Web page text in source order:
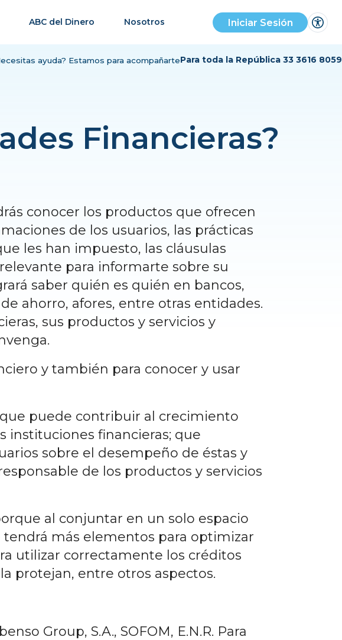
ABC del Dinero Nosotros Iniciar Sesión
ayuda? Estamos para acompañartePara toda la República 33 3616 8059
Financieras?
conocer los productos que ofrecen
de los usuarios, las prácticas
les han impuesto, las cláusulas
para informarte sobre su
saber quién es quién en bancos,
ahorro, afores, entre otras entidades.
sus productos y servicios y
y también para conocer y usar
puede contribuir al crecimiento
instituciones financieras; que
sobre el desempeño de éstas y
de los productos y servicios
al conjuntar en un solo espacio
más elementos para optimizar
utilizar correctamente los créditos
protejan, entre otros aspectos.
Group, S.A., SOFOM, E.N.R. Para